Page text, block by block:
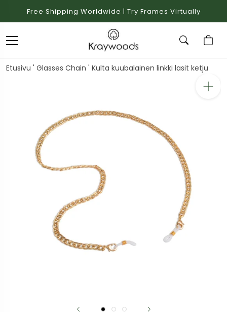
Free Shipping Worldwide | Try Frames Virtually
Etusivu ' Glasses Chain ' Kulta kuubalainen linkki lasit ketju